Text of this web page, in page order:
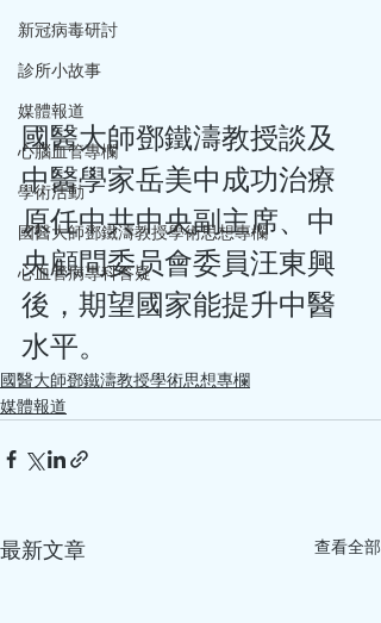
新冠病毒研討
診所小故事
媒體報道
心腦血管專欄
學術活動
國醫大師鄧鐵濤教授學術思想專欄
心血管病專科答疑
國醫大師鄧鐵濤教授談及
中醫學家岳美中成功治療
原任中共中央副主席、中
央顧問委员會委員汪東興
後，期望國家能提升中醫
水平。
國醫大師鄧鐵濤教授學術思想專欄
媒體報道
最新文章 查看全部